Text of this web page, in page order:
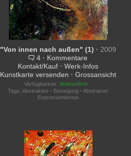
"Von innen nach außen" (1) · 2009
4 · Kommentare
Kontakt/Kauf · Werk-Infos
Kunstkarte versenden · Grossansicht
Verfügbarkeit: Verkäuflich
Tags:Abstraktes · Bewegung · Abstrakter
Expressionismus